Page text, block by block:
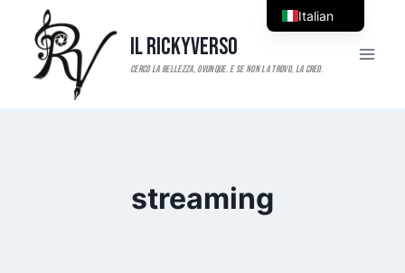
contenuto
Il RickyVerso
streaming
Italian